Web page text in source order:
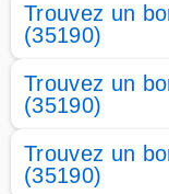
Trouvez un
(35190)
Trouvez un
(35190)
Trouvez un
(35190)